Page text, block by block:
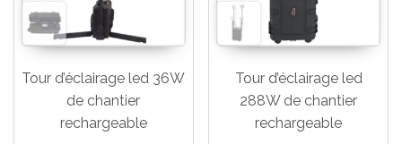
Tour d’éclairage led 36W
de chantier
rechargeable
Tour d’éclairage led
288W de chantier
rechargeable